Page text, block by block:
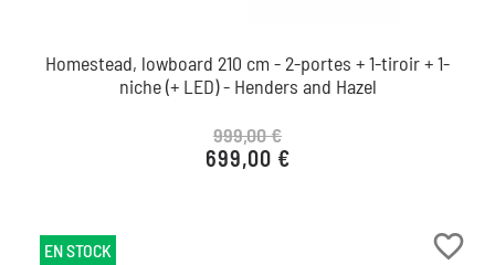
Homestead, lowboard 210 cm - 2-portes + 1-tiroir + 1-
niche (+ LED) - Henders and Hazel
Prix de base
999,00 €
Prix
699,00 €
favorite_border
EN STOCK